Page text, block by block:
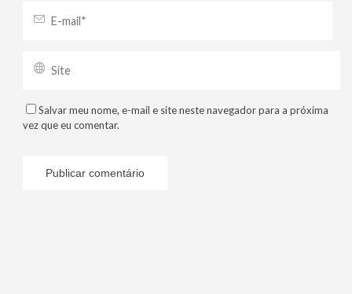
Salvar meu nome, e-mail e site neste navegador para a próxima
vez que eu comentar.